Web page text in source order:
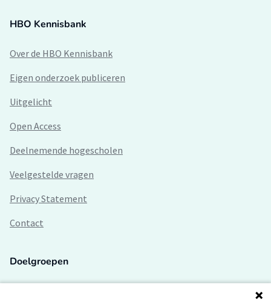
HBO Kennisbank
Over de HBO Kennisbank
Eigen onderzoek publiceren
Uitgelicht
Open Access
Deelnemende hogescholen
Veelgestelde vragen
Privacy Statement
Contact
Doelgroepen